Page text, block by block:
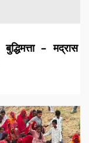
– मद्रास